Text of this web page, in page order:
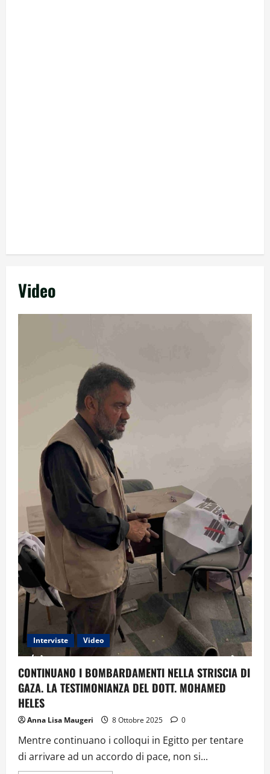
Video
Interviste Video
CONTINUANO I BOMBARDAMENTI NELLA STRISCIA DI
GAZA. LA TESTIMONIANZA DEL DOTT. MOHAMED
HELES
Anna Lisa Maugeri 8 Ottobre 2025 0
Mentre continuano i colloqui in Egitto per tentare
di arrivare ad un accordo di pace, non si...